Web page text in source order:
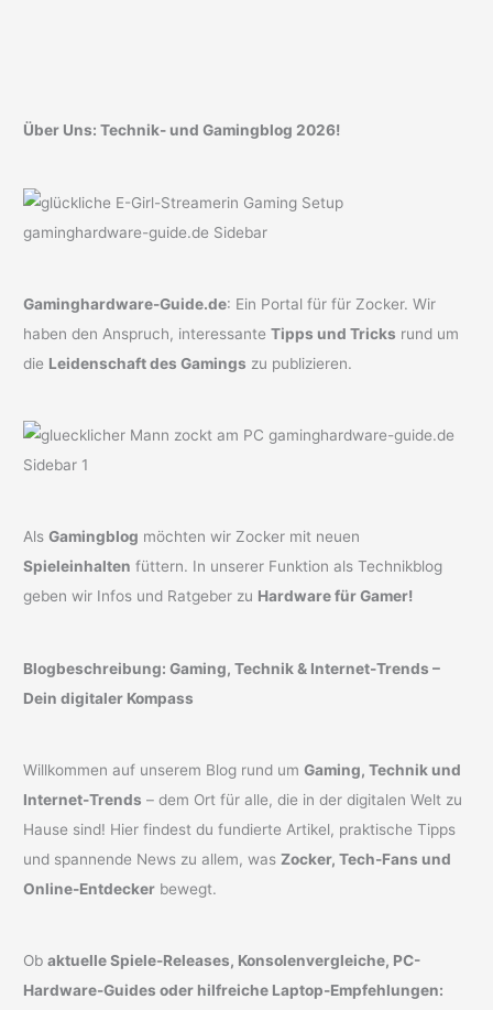
Über Uns: Technik- und Gamingblog 2026!
Gaminghardware-Guide.de: Ein Portal für für Zocker. Wir
haben den Anspruch, interessanteTipps und Tricks rund um
die Leidenschaft des Gamings zu publizieren.
AlsGamingblog möchten wir Zocker mit neuen
Spieleinhalten füttern. In unserer Funktion als Technikblog
geben wir Infos und Ratgeber zu Hardware für Gamer!
Blogbeschreibung: Gaming, Technik & Internet-Trends –
Dein digitaler Kompass
Willkommen auf unserem Blog rund umGaming, Technik und
Internet-Trends – dem Ort für alle, die in der digitalen Welt zu
Hause sind! Hier findest du fundierte Artikel, praktische Tipps
und spannende News zu allem, wasZocker, Tech-Fans und
Online-Entdecker bewegt.
Obaktuelle Spiele-Releases, Konsolenvergleiche, PC-
Hardware-Guides oder hilfreiche Laptop-Empfehlungen: